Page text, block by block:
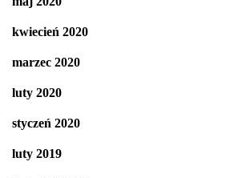
kwiecień 2020
marzec 2020
luty 2020
styczeń 2020
luty 2019